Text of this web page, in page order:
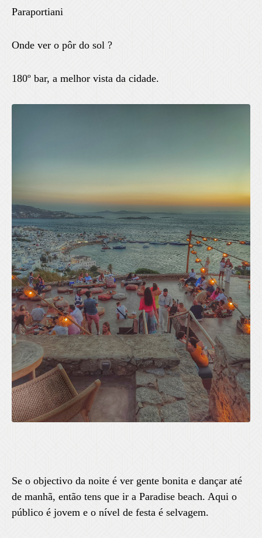
Paraportiani
Onde ver o pôr do sol ?
180º bar, a melhor vista da cidade.
Se o objectivo da noite é ver gente bonita e dançar até
de manhã, então tens que ir a Paradise beach. Aqui o
público é jovem e o nível de festa é selvagem.